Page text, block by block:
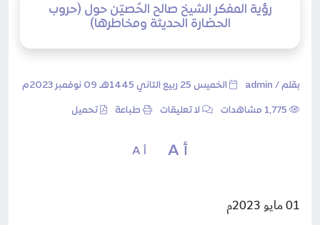
رؤية المفكر الشيخ صالح الحُصيّن حول (حروب
الحضارة الحديثة ومخاطرها)
بقلم / admin الخميس 25 ربيع الثاني 1445هـ 09 نوفمبر 2023م
لا تعليقات طباعة تحميل
أ A أ A
01 مايو 2023م